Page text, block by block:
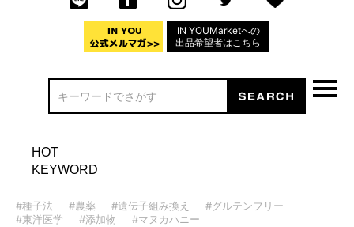
IN YOUMarketへの
出品希望者はこちら
HOT
KEYWORD
#種子法 #農薬 #遺伝子組み換え
#グルテンフリー
#東洋医学
#添加物 #マヌカハニー